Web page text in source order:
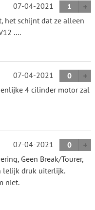
07-04-2021
1
het schijnt dat ze alleen
....
07-04-2021
0
4 cilinder motor zal
07-04-2021
0
Geen Break/Tourer,
lelijk druk uiterlijk.
niet.